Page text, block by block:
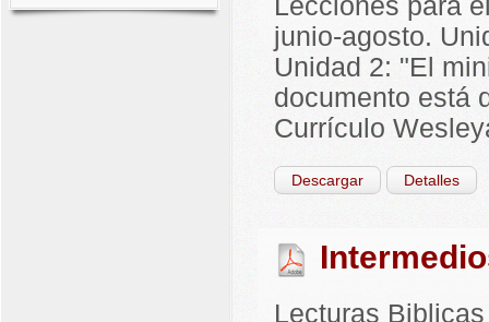
junio-agosto.
Unidad 2: "El
documento está
Currículo
Descargar Detalles
Lecturas